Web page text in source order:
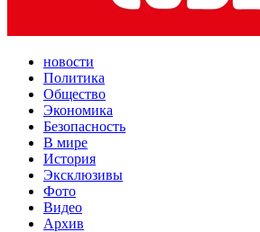
новости
Политика
Общество
Экономика
Безопасность
В мире
История
Эксклюзивы
Фото
Видео
Архив